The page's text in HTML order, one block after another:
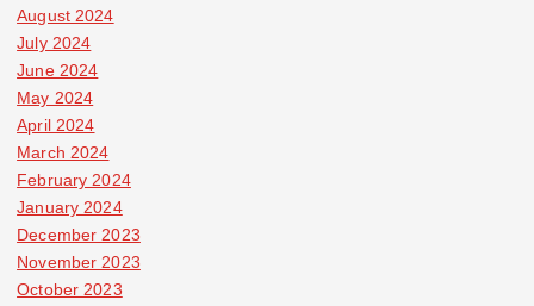
August 2024
July 2024
June 2024
May 2024
April 2024
March 2024
February 2024
January 2024
December 2023
November 2023
October 2023